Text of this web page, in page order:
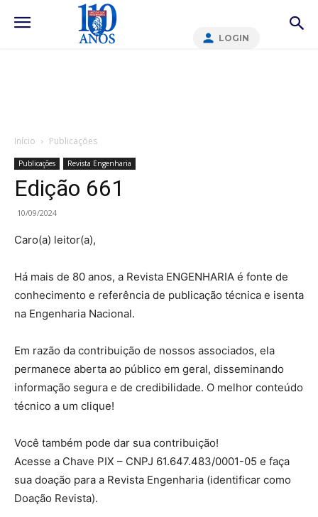
LOGIN
Início Publicações
Publicações Revista Engenharia
Edição 661
10/09/2024
Caro(a) leitor(a),
Há mais de 80 anos, a Revista ENGENHARIA é fonte de
conhecimento e referência de publicação técnica e isenta
na Engenharia Nacional.
Em razão da contribuição de nossos associados, ela
permanece aberta ao público em geral, disseminando
informação segura e de credibilidade. O melhor conteúdo
técnico a um clique!
Você também pode dar sua contribuição!
Acesse a Chave PIX – CNPJ 61.647.483/0001-05 e faça
sua doação para a Revista Engenharia (identificar como
Doação Revista).